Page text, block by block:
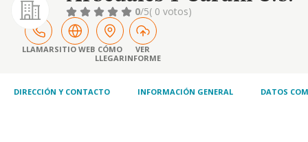
0/5( 0 votos)
LLAMARSITIO WEB CÓMO
LLEGAR
VER
INFORME
DIRECCIÓN Y CONTACTO INFORMACIÓN GENERAL DATOS